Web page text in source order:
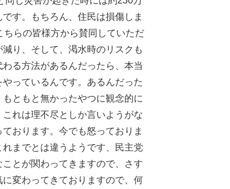
す。もちろん、住民は損傷しま
らの皆様方から賛同していただ
り、そして、渇水時のリスクも
る方法があるんだったら、本当
っているんです。あるんだった
ともと無かったやつに観念的に
れは理不尽としか言いようがな
おります。今でも怒っておりま
までとは違うようです、民主党
とが関わってきますので、さす
変わってきておりますので、何